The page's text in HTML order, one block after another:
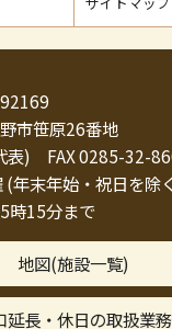
市笹原26番地
表) FAX 0285-32-
年末年始・祝日を除
時15分まで
地図(施設一覧)
延長・休日の取扱業務